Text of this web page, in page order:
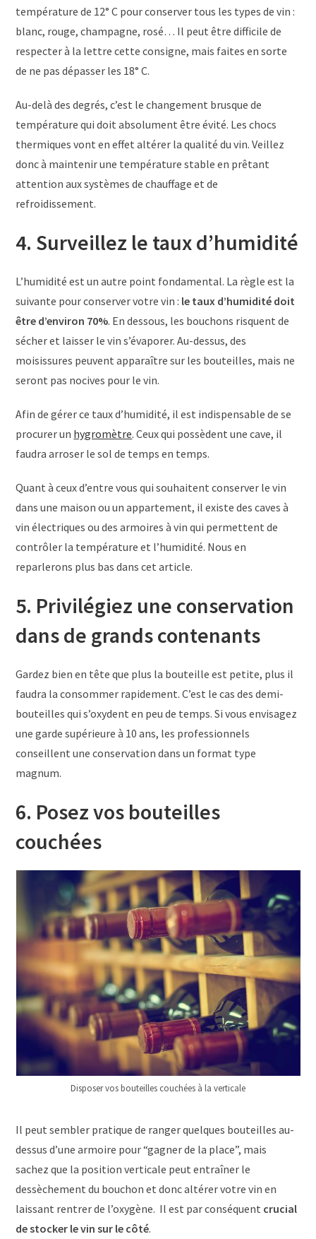
température de 12° C pour conserver tous les types de vin :
blanc, rouge, champagne, rosé… Il peut être difficile de
respecter à la lettre cette consigne, mais faites en sorte
de ne pas dépasser les 18° C.
Au-delà des degrés, c’est le changement brusque de
température qui doit absolument être évité. Les chocs
thermiques vont en effet altérer la qualité du vin. Veillez
donc à maintenir une température stable en prêtant
attention aux systèmes de chauffage et de
refroidissement.
4. Surveillez le taux d’humidité
L’humidité est un autre point fondamental. La règle est la
suivante pour conserver votre vin : le taux d’humidité doit
être d’environ 70%. En dessous, les bouchons risquent de
sécher et laisser le vin s’évaporer. Au-dessus, des
moisissures peuvent apparaître sur les bouteilles, mais ne
seront pas nocives pour le vin.
Afin de gérer ce taux d’humidité, il est indispensable de se
procurer un hygromètre. Ceux qui possèdent une cave, il
faudra arroser le sol de temps en temps.
Quant à ceux d’entre vous qui souhaitent conserver le vin
dans une maison ou un appartement, il existe des caves à
vin électriques ou des armoires à vin qui permettent de
contrôler la température et l’humidité. Nous en
reparlerons plus bas dans cet article.
5. Privilégiez une conservation
dans de grands contenants
Gardez bien en tête que plus la bouteille est petite, plus il
faudra la consommer rapidement. C’est le cas des demi-
bouteilles qui s’oxydent en peu de temps. Si vous envisagez
une garde supérieure à 10 ans, les professionnels
conseillent une conservation dans un format type
magnum.
6. Posez vos bouteilles
couchées
Disposer vos bouteilles couchées à la verticale
Il peut sembler pratique de ranger quelques bouteilles au-
dessus d’une armoire pour “gagner de la place”, mais
sachez que la position verticale peut entraîner le
dessèchement du bouchon et donc altérer votre vin en
laissant rentrer de l’oxygène. Il est par conséquent crucial
de stocker le vin sur le côté.